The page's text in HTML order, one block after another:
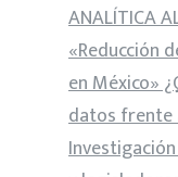
ANALÍTICA
«Reducción
en México»
datos frente